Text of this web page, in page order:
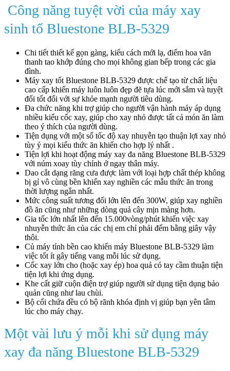
Công năng tuyệt vời của máy xay
sinh tố Bluestone BLB-5329
Chi tiết thiết kế gọn gàng, kiểu cách mới lạ, điểm hoa văn
thanh tao khớp đúng cho mọi không gian bếp trong các gia
đình.
Máy xay tốt Bluestone BLB-5329 được chế tạo từ chất liệu
cao cấp khiến máy luôn luôn đẹp đẽ tựa lúc mới sắm và tuyệt
đối tốt đối với sự khỏe mạnh người tiêu dùng.
Đa chức năng khi trợ giúp cho người vận hành máy áp dụng
nhiều kiểu cốc xay, giúp cho xay nhỏ được tất cả món ăn làm
theo ý thích của người dùng.
Tiện dụng với một số tốc độ xay nhuyễn tạo thuận lợi xay nhỏ
tùy ý mọi kiểu thức ăn khiến cho hợp lý nhất .
Tiện lợi khi hoạt động máy xay đa năng Bluestone BLB-5329
với núm xoay tùy chỉnh ở ngay thân máy.
Dao cắt dạng răng cưa được làm với loại hợp chất thép không
bị gỉ vô cùng bền khiến xay nghiền các mẫu thức ăn trong
thời lượng ngắn nhất.
Mức công suất tương đối lớn lên đến 300W, giúp xay nghiền
đồ ăn cũng như những dòng quả cây mịn màng hơn.
Gia tốc lớn nhất lên đến 15.000vòng/phút khiến việc xay
nhuyễn thức ăn của các chị em chỉ phải đếm bằng giây vậy
thôi.
Củ máy tính bền cao khiến máy Bluestone BLB-5329 làm
việc tốt ít gây tiếng vang mỗi lúc sử dụng.
Cốc xay lớn cho (hoặc xay ép) hoa quả có tay cầm thuận tiện
tiện lợi khi ứng dụng.
Khe cất giữ cuộn điện trợ giúp người sử dụng tiện dụng bảo
quản cũng như lau chùi.
Bộ cối chứa đều có bộ rãnh khóa định vị giúp bạn yên tâm
lúc cho máy chạy.
Một vài lưu ý mỗi khi sử dụng máy
xay đa năng Bluestone BLB-5329